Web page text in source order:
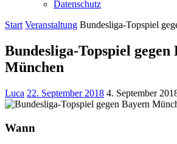
Datenschutz
Start Veranstaltung Bundesliga-Topspiel
Bundesliga-Topspiel gegen
München
Luca 22. September 2018 4. September
Wann